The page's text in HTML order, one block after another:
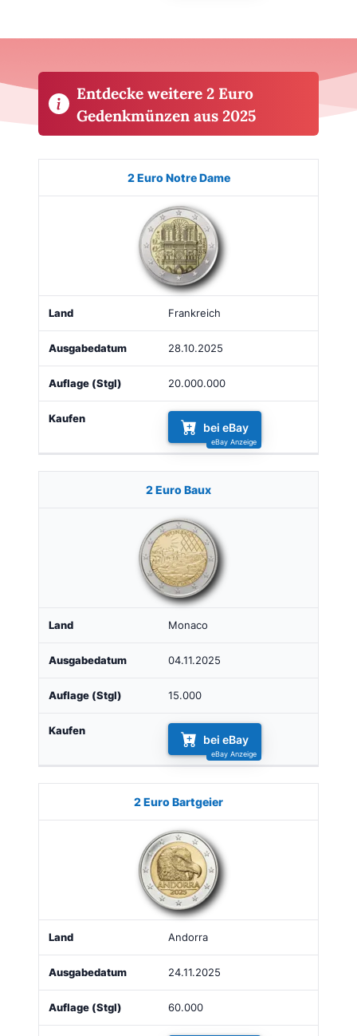
Entdecke weitere 2 Euro
Gedenkmünzen aus 2025
Land Ausgabe
2 Euro Notre Dame
Frankreich
28.10.2025
20.000.000
bei eBay
2 Euro Baux
Monaco
04.11.2025
15.000
bei eBay
2 Euro Bartgeier
Andorra
24.11.2025
60.000